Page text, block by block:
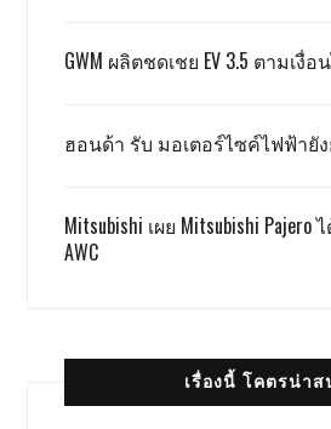
GWM ผลิตชดเชย EV 3.5 ตามเงื่
ฮอนด้า รับ มอเตอร์ไซค์ไฟฟ้ายั
Mitsubishi เผย Mitsubishi Pajero
AWC
เรื่องนี้ โคตรน่าส